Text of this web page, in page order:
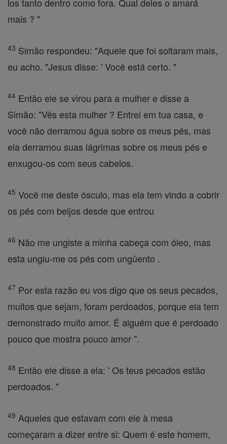
mais ? "
43 Simão respondeu: "Aquele que foi soltaram mais,
eu acho. "Jesus disse: ' Você está certo. "
44 Então ele se virou para a mulher e disse a
Simão: "Vês esta mulher ? Entrei em tua casa, e
você não derramou água sobre os meus pés, mas
ela derramou suas lágrimas sobre os meus pés e
enxugou-os com seus cabelos.
45 Você me deste ósculo, mas ela tem vindo a cobrir
os pés com beijos desde que entrou
46 Não me ungiste a minha cabeça com óleo, mas
esta ungiu-me os pés com ungüento .
47 Por esta razão eu vos digo que os seus pecados,
muitos que sejam, foram perdoados, porque ela tem
demonstrado muito amor. É alguém que é perdoado
pouco que mostra pouco amor ".
48 Então ele disse a ela: ' Os teus pecados estão
perdoados. "
49 Aqueles que estavam com ele à mesa
começaram a dizer entre si: Quem é este homem,